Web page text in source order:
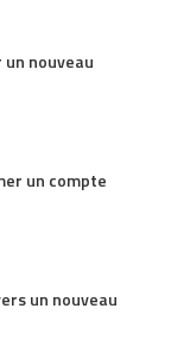
nouveau
un compte
un nouveau